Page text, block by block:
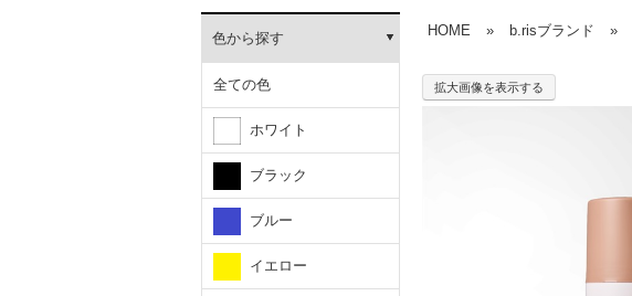
色から探す
全ての色
ホワイト
ブラック
ブルー
イエロー
HOME » b.risブランド »
拡大画像を表示する